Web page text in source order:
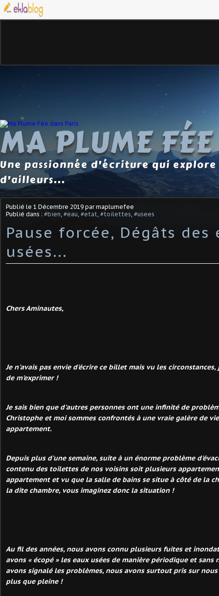
MA PLUME
Une passionnée d'écriture qui
d'ailleurs...
Publié le 1 Décembre 2019 par maplumefee
Publié dans : #bien #eau #etat #toilettes #usees
Pause forcée, Dégâts des
usées...
Chers Aminautes,
Je n'avais pas envie d'écrire ce billet mais vu les
de m'exprimer !
Je sais bien que d'autres personnes ont une infinité de
Christophe et moi sommes confrontés à une vraie galère de
appartement.
Depuis plus d'une semaine, suite à un énorme problème
contenu des toilettes de nos voisins soit plusieurs
appartement et vu que la salle de bains se situe à côté de la
la dite chambre, vous imaginez donc la situation !
Au fil des années, nous avons connu plusieurs fuites et
avons « écopé » les eaux usées de manière périodique et sans
avons signalé les problèmes, nous avons surtout pris sur
plus que pleine !